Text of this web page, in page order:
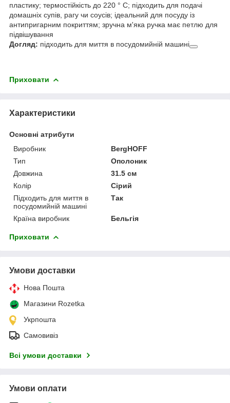
пластику; термостійкість до 220 ° C; підходить для подачі
домашніх супів, рагу чи соусів; ідеальний для посуду із
антипригарним покриттям; зручна м'яка ручка має петлю для
підвішування
Догляд: підходить для миття в посудомийній машині
Приховати
Характеристики
Основні атрибути
Виробник
BergHOFF
Тип
Ополоник
Довжина
31.5 см
Колір
Сірий
Підходить для миття в
посудомийній машині
Так
Країна виробник Бельгія
Приховати
Умови доставки
Нова Пошта
Магазини Rozetka
Укрпошта
Самовивіз
Всі умови доставки
Умови оплати